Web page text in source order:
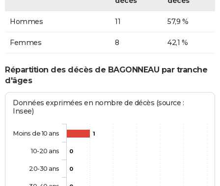
Hommes 11 57,9 %
Femmes 8 42,1 %
Répartition des décès de BAGONNEAU par tranche
d'âges
Données exprimées en nombre de décès (source :
Insee)
1
0
0
Moins de 10 ans
10-20 ans
20-30 ans